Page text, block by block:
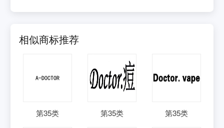
相似商标推荐
第35类 第35类 第35类